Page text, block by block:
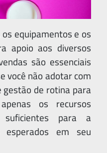
equipamentos e os
apoio aos diversos
são essenciais
você não adotar com
de rotina para
os recursos
suficientes para a
esperados em seu